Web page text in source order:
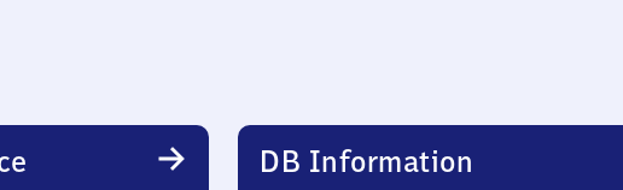
DB Information